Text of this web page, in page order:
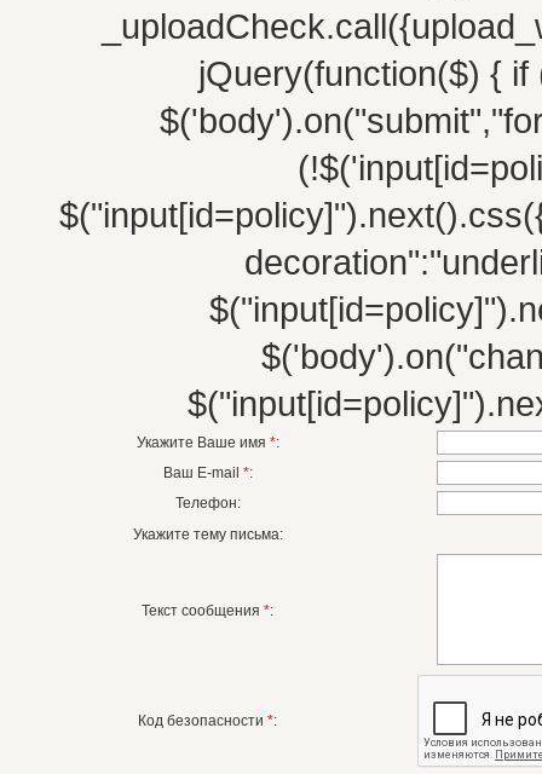
jQuery(function($) {
Укажите Ваше имя *:
Ваш E-mail *:
Телефон:
Укажите тему письма:
Текст сообщения *:
Код безопасности *: